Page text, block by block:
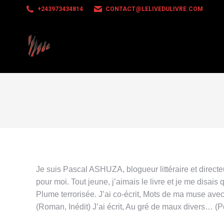
+243973434814 CONTACT@LELIVEDULIVRE.COM
Je suis Pascal ASHUZA, blogueur littéraire et
pour moi. Tout jeune, j’aimais le livre et je me disais
Plume terrorisée. J’ai co-écrit, Mots de ma muse
(Roman, Inédit) J’ai écrit, Au gré de maux divers…